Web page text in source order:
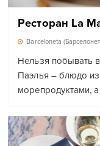
Ресторан La
Barceloneta
Нельзя побывать
Паэлья – блюдо
морепродуктами,